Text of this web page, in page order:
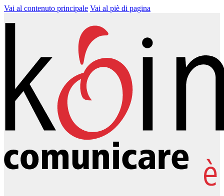
Vai al contenuto principale Vai al piè di pagina